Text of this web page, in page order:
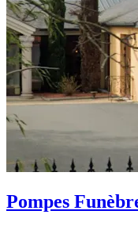
Pompes